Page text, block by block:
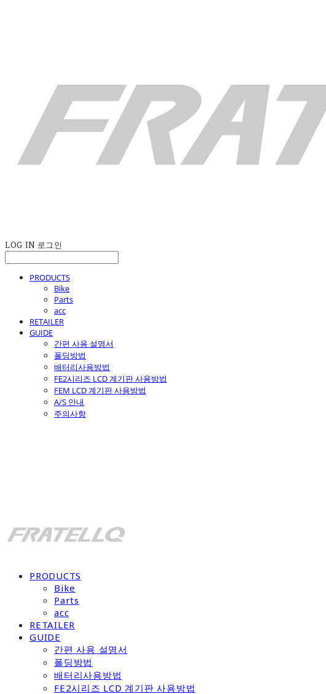
LOG IN 로그인
PRODUCTS
Bike
Parts
acc
RETAILER
GUIDE
간편 사용 설명서
폴딩방법
배터리사용방법
FE2시리즈 LCD 계기판 사용방법
FEM LCD 계기판 사용방법
A/S 안내
주의사항
PRODUCTS
Bike
Parts
acc
RETAILER
GUIDE
간편 사용 설명서
폴딩방법
배터리사용방법
FE2시리즈 LCD 계기판 사용방법